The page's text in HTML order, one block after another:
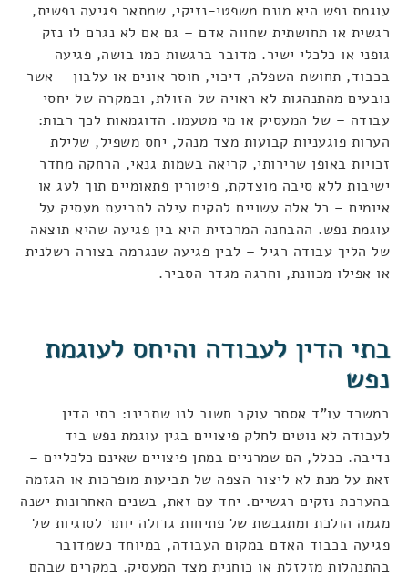
עוגמת נפש היא מונח משפטי-נזיקי, שמתאר פגיעה נפשית,
רגשית או תחושתית שחווה אדם – גם אם לא נגרם לו נזק
גופני או כלכלי ישיר. מדובר ברגשות כמו בושה, פגיעה
בכבוד, תחושת השפלה, דיכוי, חוסר אונים או עלבון – אשר
נובעים מהתנהגות לא ראויה של הזולת, ובמקרה של יחסי
עבודה – של המעסיק או מי מטעמו. הדוגמאות לכך רבות:
הערות פוגעניות קבועות מצד מנהל, יחס משפיל, שלילת
זכויות באופן שרירותי, קריאה בשמות גנאי, הרחקה מחדר
ישיבות ללא סיבה מוצדקת, פיטורין פתאומיים תוך לעג או
איומים – כל אלה עשויים להקים עילה לתביעת מעסיק על
עוגמת נפש. ההבחנה המרכזית היא בין פגיעה שהיא תוצאה
של הליך עבודה רגיל – לבין פגיעה שנגרמה בצורה רשלנית
או אפילו מכוונת, וחרגה מגדר הסביר.
בתי הדין לעבודה והיחס לעוגמת
נפש
במשרד עו"ד אסתר עוקב חשוב לנו שתבינו: בתי הדין
לעבודה לא נוטים לחלק פיצויים בגין עוגמת נפש ביד
נדיבה. ככלל, הם שמרניים במתן פיצויים שאינם כלכליים –
זאת על מנת לא ליצור הצפה של תביעות מופרכות או הגזמה
בהערכת נזקים רגשיים. יחד עם זאת, בשנים האחרונות ישנה
מגמה הולכת ומתגבשת של פתיחות גדולה יותר לסוגיות של
פגיעה בכבוד האדם במקום העבודה, במיוחד כשמדובר
בהתנהלות מזלזלת או כוחנית מצד המעסיק. במקרים שבהם